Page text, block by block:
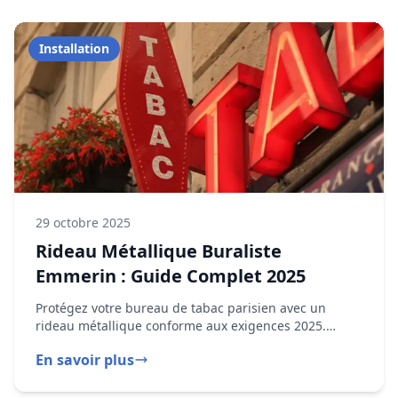
Dépannage
Rideau Métallique Bloqué : Que Faire
? Guide d'urgence
Votre rideau métallique est bloqué ? Nos techniciens
DRM interviennent en moins d'une heure à Emmerin
pour sécuriser, diagnostiquer et réparer tout type de
En savoir plus